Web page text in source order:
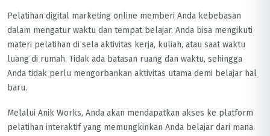
Pelatihan digital marketing online memberi Anda kebebasan
dalam mengatur waktu dan tempat belajar. Anda bisa mengikuti
materi pelatihan di sela aktivitas kerja, kuliah, atau saat waktu
luang di rumah. Tidak ada batasan ruang dan waktu, sehingga
Anda tidak perlu mengorbankan aktivitas utama demi belajar hal
baru.
Melalui Anik Works, Anda akan mendapatkan akses ke platform
pelatihan interaktif yang memungkinkan Anda belajar dari mana